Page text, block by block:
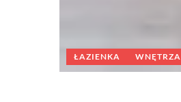
ŁAZIENKA WNĘTRZA